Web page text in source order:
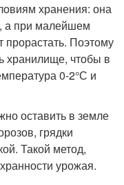
хранения: она
а при малейшем
Поэтому
хранилище, чтобы в
0-2°С и
оставить в земле
грядки
Такой метод,
урожая.